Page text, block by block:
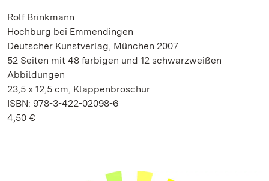
Rolf Brinkmann
Hochburg bei Emmendingen
Deutscher Kunstverlag, München 2007
52 Seiten mit 48 farbigen und 12 schwarzweißen
Abbildungen
23,5 x 12,5 cm, Klappenbroschur
ISBN: 978-3-422-02098-6
4,50 €